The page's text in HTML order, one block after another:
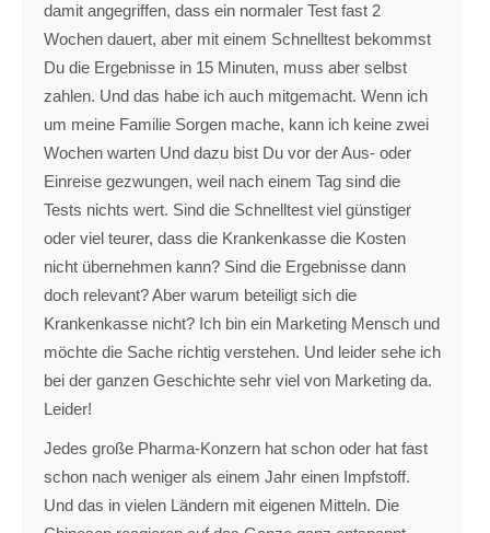
damit angegriffen, dass ein normaler Test fast 2
Wochen dauert, aber mit einem Schnelltest bekommst
Du die Ergebnisse in 15 Minuten, muss aber selbst
zahlen. Und das habe ich auch mitgemacht. Wenn ich
um meine Familie Sorgen mache, kann ich keine zwei
Wochen warten Und dazu bist Du vor der Aus- oder
Einreise gezwungen, weil nach einem Tag sind die
Tests nichts wert. Sind die Schnelltest viel günstiger
oder viel teurer, dass die Krankenkasse die Kosten
nicht übernehmen kann? Sind die Ergebnisse dann
doch relevant? Aber warum beteiligt sich die
Krankenkasse nicht? Ich bin ein Marketing Mensch und
möchte die Sache richtig verstehen. Und leider sehe ich
bei der ganzen Geschichte sehr viel von Marketing da.
Leider!
Jedes große Pharma-Konzern hat schon oder hat fast
schon nach weniger als einem Jahr einen Impfstoff.
Und das in vielen Ländern mit eigenen Mitteln. Die